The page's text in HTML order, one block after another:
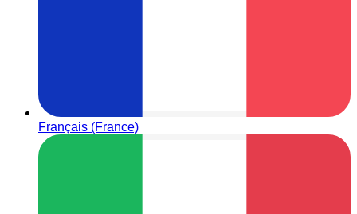
Français (France)